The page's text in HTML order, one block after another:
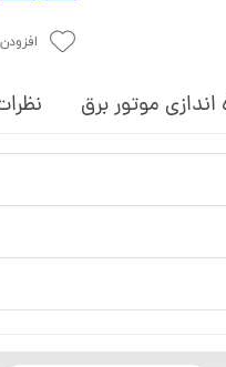
اندازی موتور برق